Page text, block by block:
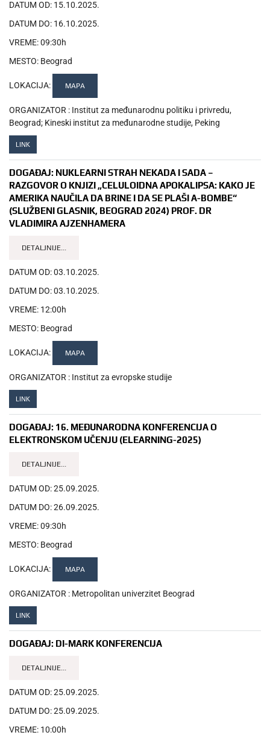
DATUM OD: 15.10.2025.
DATUM DO: 16.10.2025.
VREME:09:30h
MESTO: Beograd
LOKACIJA: MAPA
ORGANIZATOR : Institut za međunarodnu politiku i privredu,
Beograd; Kineski institut za međunarodne studije, Peking
LINK
DOGAĐAJ: NUKLEARNI STRAH NEKADA I SADA –
RAZGOVOR O KNJIZI „CELULOIDNA APOKALIPSA: KAKO JE
AMERIKA NAUČILA DA BRINE I DA SE PLAŠI A-BOMBE“
(SLUŽBENI GLASNIK, BEOGRAD 2024) PROF. DR
VLADIMIRA AJZENHAMERA
DETALJNIJE...
DATUM OD:03.10.2025.
DATUM DO:03.10.2025.
VREME: 12:00h
MESTO: Beograd
LOKACIJA: MAPA
ORGANIZATOR : Institut za evropske studije
LINK
DOGAĐAJ: 16. MEĐUNARODNA KONFERENCIJA O
ELEKTRONSKOM UČENJU (ELEARNING-2025)
DETALJNIJE...
DATUM OD:25.09.2025.
DATUM DO:26.09.2025.
VREME:09:30h
MESTO: Beograd
LOKACIJA: MAPA
ORGANIZATOR : Metropolitan univerzitet Beograd
LINK
DOGAĐAJ: DI-MARK KONFERENCIJA
DETALJNIJE...
DATUM OD:25.09.2025.
DATUM DO:25.09.2025.
VREME: 10:00h